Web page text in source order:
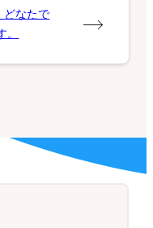
どなたで
。